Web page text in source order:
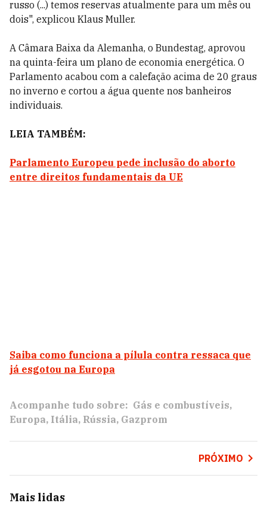
russo (...) temos reservas atualmente para um mês ou
dois", explicou Klaus Muller.
A Câmara Baixa da Alemanha, o Bundestag, aprovou
na quinta-feira um plano de economia energética. O
Parlamento acabou com a calefação acima de 20 graus
no inverno e cortou a água quente nos banheiros
individuais.
LEIA TAMBÉM:
Parlamento Europeu pede inclusão do aborto
entre direitos fundamentais da UE
Saiba como funciona a pílula contra ressaca que
já esgotou na Europa
Acompanhe tudo sobre: Gás e combustíveis
Europa Itália Rússia Gazprom
PRÓXIMO
Mais lidas